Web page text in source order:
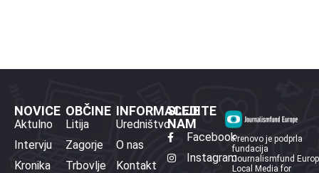
NOVICE
Aktulno
Intervju
Kronika
OBČINE
Litija
Zagorje
Trbovlje
INFORMACIJE
Uredništvo
O nas
Kontakt
SLEDITE
NAM
Facebook
Instagram
Prenovo je podprla
fundacija
Journalismfund
Local Media for